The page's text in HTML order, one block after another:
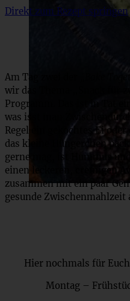
Direkt zum Rezept springen
Am Tag zwei der „Bake
wir das Thema „Snack für
Programm. Das ist in Tat
was isst man
Regel ein gekochtes Ei oder
das kleine Hüngerchen
gerne mag, ist Hummus
einen leckeren,
cremigen
zusammen mit ein paar
gesunde Zwischenmahlzeit
Hier nochmals für
Montag –